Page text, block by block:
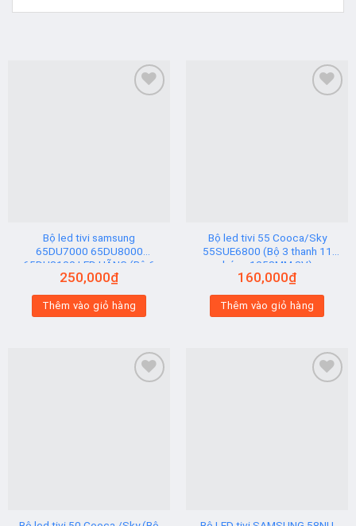
Bộ led tivi samsung
65DU7000 65DU8000
65DU8100 LED HÃNG (Bộ 6
Thanh AB)
250,000₫
Thêm vào giỏ hàng
Bộ led tivi 55 Cooca/Sky
55SUE6800 (Bộ 3 thanh 11
bóng 1058MM 3V)
160,000₫
Thêm vào giỏ hàng